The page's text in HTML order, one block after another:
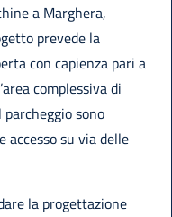
a Marghera,
prevede la
con capienza pari a
complessiva di
sono
accesso su via delle
la progettazione